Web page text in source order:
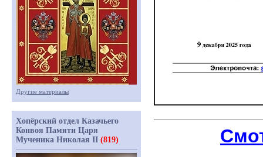
Другие материалы
Хопёрский отдел Казачьего
Конвоя Памяти Царя
Мученика Николая II (819)